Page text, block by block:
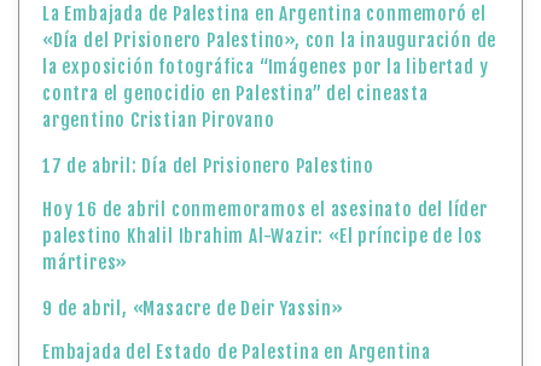
La Embajada de Palestina en Argentina conmemoró el
«Día del Prisionero Palestino», con la inauguración de
la exposición fotográfica “Imágenes por la libertad y
contra el genocidio en Palestina” del cineasta
argentino Cristian Pirovano
17 de abril: Día del Prisionero Palestino
Hoy 16 de abril conmemoramos el asesinato del líder
palestino Khalil Ibrahim Al-Wazir: «El príncipe de los
mártires»
9 de abril, «Masacre de Deir Yassin»
Embajada del Estado de Palestina en Argentina